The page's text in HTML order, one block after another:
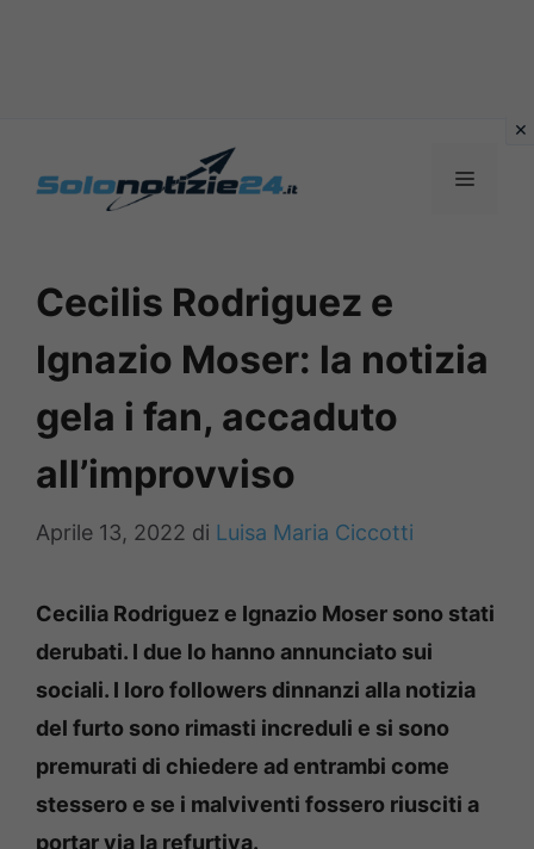
MENU
Cecilis Rodriguez e
Ignazio Moser: la notizia
gela i fan, accaduto
all’improvviso
Aprile 13, 2022 di Luisa Maria Ciccotti
Cecilia Rodriguez e Ignazio Moser sono stati
derubati. I due lo hanno annunciato sui
sociali. I loro followers dinnanzi alla notizia
del furto sono rimasti increduli e si sono
premurati di chiedere ad entrambi come
stessero e se i malviventi fossero riusciti a
portar via la refurtiva.